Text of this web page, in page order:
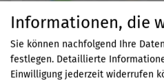
Informationen, die
Sie können nachfolgend Ihre
festlegen. Detaillierte
Einwilligung jederzeit widerrufen
Daten an Google übermittelt
werden und Sie die
Datenschutzerklärung
haben.